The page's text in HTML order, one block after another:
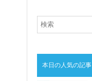
本日の人気の記事